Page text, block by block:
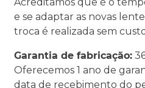
e se adaptar as novas
troca é realizada sem
Garantia de fabricação:
Oferecemos 1 ano de
data de recebimento do